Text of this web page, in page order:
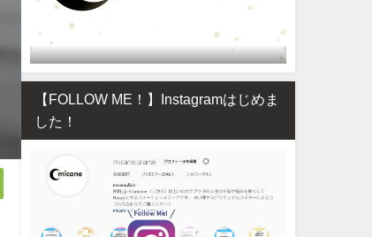
【FOLLOW ME！】Instagramはじめま
した！